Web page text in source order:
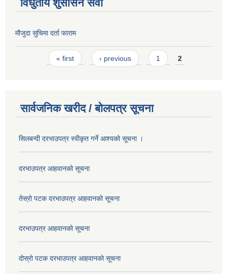
विधुतीय शुसासन सेवा
मौजुदा सुचिमा दर्ता फाराम
Pages« first ‹ previous 1 2
सार्वजनिक खरीद / बोलपत्र सूचना
सिलबन्दी दरभाउपत्र स्वीकृत गर्ने आश्यको सूचना ।
दरभाउपत्र आहवानको सूचना
तेस्रो पटक दरभाउपत्र आहवानको सूचना
दरभाउपत्र आहवानको सूचना
दोस्रो पटक दरभाउपत्र आहवानको सूचना